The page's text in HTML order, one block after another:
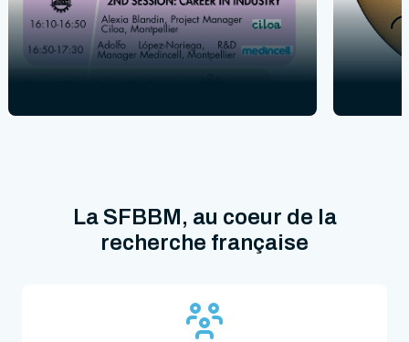
La SFBBM, au coeur de la
recherche française